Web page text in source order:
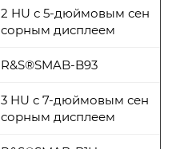
2 HU с 5-дюймовым сен
сорным дисплеем
R&S®SMAB-B93
3 HU с 7-дюймовым сен
сорным дисплеем